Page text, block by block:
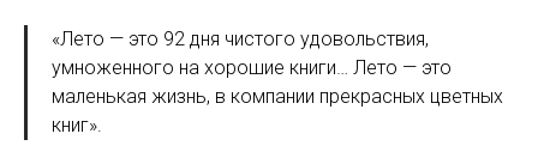
«Лето — это 92 дня чистого удовольствия,
умноженного на хорошие книги… Лето — это
маленькая жизнь, в компании прекрасных цветных
книг».